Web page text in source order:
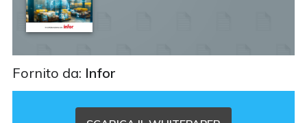
Fornito da: Infor